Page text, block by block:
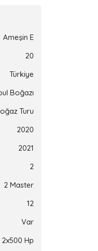
Ameşin E
20
Türkiye
Boğazı
Turu
2020
2021
2
2 Master
12
Var
2x500 Hp